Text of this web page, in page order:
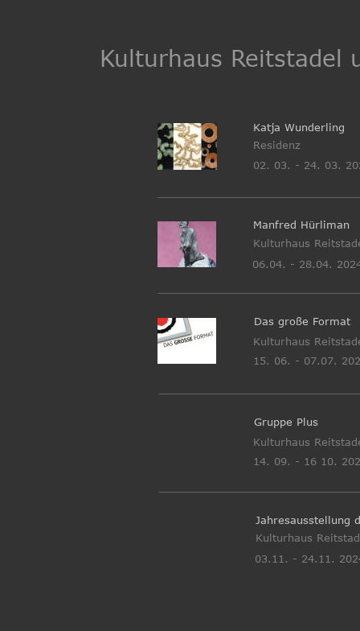
Kulturhaus Reitstadel
Residenz
Katja Wunderling
02. 03. - 24. 03.
Das große Format
Kulturhaus
15. 06. - 07.07.
Jahresausstellung
Kulturhaus
03.11. - 24.11.
Gruppe Plus
Kulturhaus
14. 09. - 16 10.
Manfred Hürliman
Kulturhaus
06.04. - 28.04.